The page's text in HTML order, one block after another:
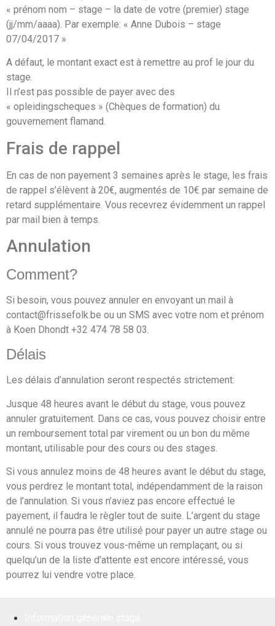
« prénom nom – stage – la date de votre (premier) stage
(jj/mm/aaaa). Par exemple: « Anne Dubois – stage
07/04/2017 »
A défaut, le montant exact est à remettre au prof le jour du
stage.
Il n’est pas possible de payer avec des
« opleidingscheques » (Chèques de formation) du
gouvernement flamand.
Frais de rappel
En cas de non payement 3 semaines après le stage, les frais
de rappel s’élèvent à 20€, augmentés de 10€ par semaine de
retard supplémentaire. Vous recevrez évidemment un rappel
par mail bien à temps.
Annulation
Comment?
Si besoin, vous pouvez annuler en envoyant un mail à
contact@frissefolk.be ou un SMS avec votre nom et prénom
à Koen Dhondt +32 474 78 58 03.
Délais
Les délais d’annulation seront respectés strictement:
Jusque 48 heures avant le début du stage, vous pouvez
annuler gratuitement. Dans ce cas, vous pouvez choisir entre
un remboursement total par virement ou un bon du même
montant, utilisable pour des cours ou des stages.
Si vous annulez moins de 48 heures avant le début du stage,
vous perdrez le montant total, indépendamment de la raison
de l’annulation. Si vous n’aviez pas encore effectué le
payement, il faudra le règler tout de suite. L’argent du stage
annulé ne pourra pas être utilisé pour payer un autre stage ou
cours. Si vous trouvez vous-même un remplaçant, ou si
quelqu’un de la liste d’attente est encore intéressé, vous
pourrez lui vendre votre place.